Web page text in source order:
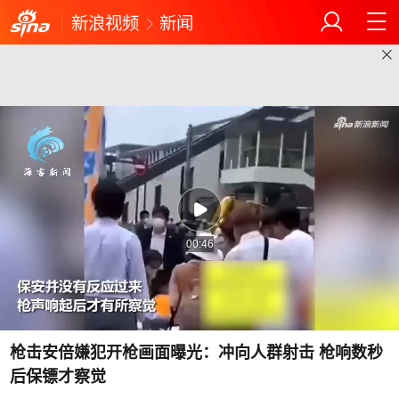
新浪视频 新闻
00:46
枪击安倍嫌犯开枪画面曝光：冲向人群射击 枪响数秒
后保镖才察觉